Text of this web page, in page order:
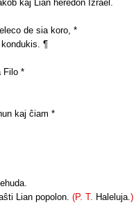
kaj Lian heredon Izrael.
de sia koro, *
¶
Filo *
kaj ĉiam *
Lian popolon. (P. T. Haleluja.)